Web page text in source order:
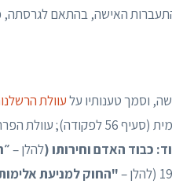
האישה, בהתאם לגרסתה,
וסמך טענותיו עלעוולת
כבוד האדם וחירותו(להלן –
"החוק למניעת